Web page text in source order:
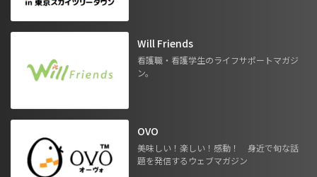
Will Friends
看護職・看護学生のライフサポートマガジ
ン。
OVO
美味しい！楽しい！感動！ 身近で旬な話
題を発信するウェブマガジン